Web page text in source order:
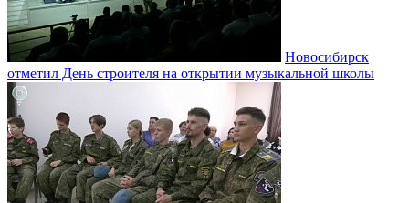
Новосибирск
отметил День строителя на открытии музыкальной школы